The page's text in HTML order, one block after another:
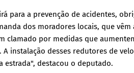
para a prevenção de acidentes,
dos moradores locais, que vêm
clamado por medidas que
instalação desses redutores de
estrada", destacou o deputado.